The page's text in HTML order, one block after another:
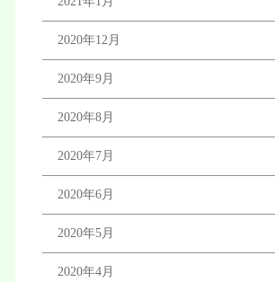
2020年12月
2020年9月
2020年8月
2020年7月
2020年6月
2020年5月
2020年4月